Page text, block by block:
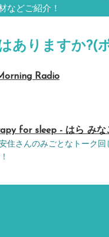
などご紹介！
ありますか?(
Radio
for sleep - はら みな
住さんのみごとなトーク回